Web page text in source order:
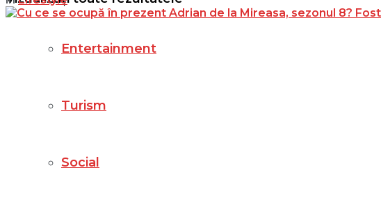
Entertainment
Turism
Social